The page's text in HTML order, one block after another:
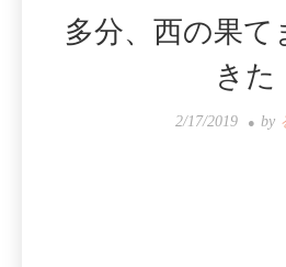
多分、西の果て
きた
2/17/2019 by